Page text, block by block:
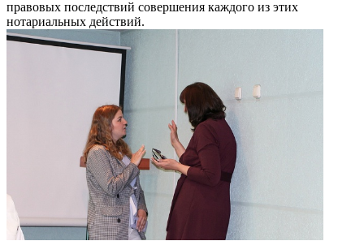
правовых последствий совершения каждого из этих
нотариальных действий.